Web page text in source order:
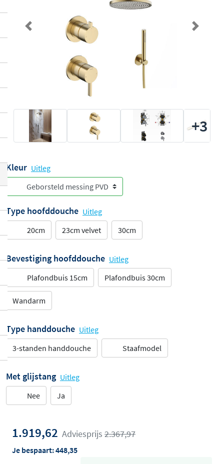
Previous Next
+3
Kleur Uitleg
Type hoofddouche Uitleg
20cm
23cm velvet 30cm
Bevestiging hoofddouche Uitleg
Plafondbuis 15cm
Plafondbuis 30cm
Wandarm
Type handdouche Uitleg
3-standen handdouche
Staafmodel
Met glijstang Uitleg
Nee
Ja
1.919,62 Adviesprijs 2.367,97
Je bespaart:448,35